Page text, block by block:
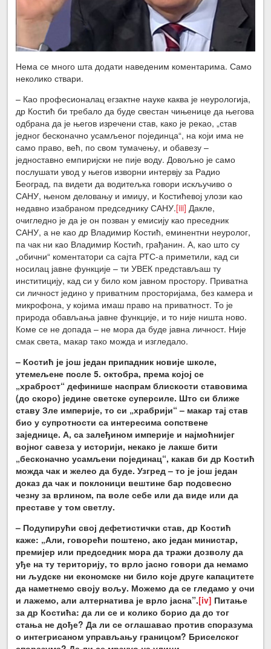
Нема се много шта додати наведеним коментарима. Само
неколико ствари.
– Као професионалац егзактне науке каква је неурологија,
др Костић би требало да буде свестан чињенице да његова
одбрана да је његов изречени став, како је рекао, „став
једног бесконачно усамљеног појединца“, на који има не
само право, већ, по свом тумачењу, и обавезу –
једноставно емпиријски не пије воду. Довољно је само
послушати увод у његов изворни интервју за Радио
Београд, па видети да водитељка говори искључиво о
САНУ, њеном деловању и имиџу, и Костићевој улози као
недавно изабраном председнику САНУ.[iii] Дакле,
очигледно је да је он позван у емисију као преседник
САНУ, а не као др Владимир Костић, еминентни неуролог,
па чак ни као Владимир Костић, грађанин. А, као што су
„обични“ коментатори са сајта РТС-а приметили, кад си
носилац јавне функције – ти УВЕК представљаш ту
инститицију, кад си у било ком јавном простору. Приватна
си личност једино у приватним просторијама, без камера и
микрофона, у којима имаш право на приватност. То је
природа обављања јавне функције, и то није ништа ново.
Коме се не допада – не мора да буде јавна личност. Није
смак света, макар тако можда и изгледало.
– Костић је још један припадник новије школе,
утемељене после 5. октобра, према којој се
„храброст“ дефинише наспрам блискости ставовима
(до скоро) једине светске суперсиле. Што си ближе
ставу Зле империје, то си „храбрији“ – макар тај став
био у супротности са интересима сопствене
заједнице. А, са залеђином империје и најмоћнијег
војног савеза у историји, некако је лакше бити
„бесконачно усамљени појединац“, какав би др Костић
можда чак и желео да буде. Узгред – то је још један
доказ да чак и поклоници вештине бар подсвесно
чезну за врлином, па воле себе или да виде или да
преставе у том светлу.
– Подупирући свој дефетистички став, др Костић
каже: „Али, говорећи поштено, ако један министар,
премијер или председник мора да тражи дозволу да
уђе на ту територију, то врло јасно говори да немамо
ни људске ни економске ни било које друге капацитете
да наметнемо своју вољу. Можемо да се гледамо у очи
и лажемо, али алтернатива је врло јасна”.[iv] Питање
за др Костића: да ли се и колико борио да до тог
стања не дође? Да ли се оглашавао против споразума
о интегрисаном управљању границом? Бриселског